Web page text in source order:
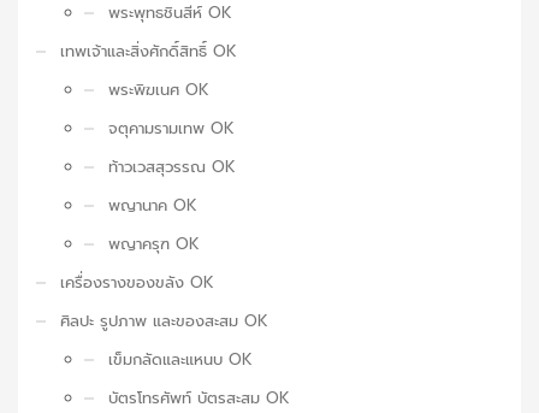
พระพุทธชินสีห์ OK
เทพเจ้าและสิ่งศักดิ์สิทธิ์ OK
พระพิฆเนศ OK
จตุคามรามเทพ OK
ท้าวเวสสุวรรณ OK
พญานาค OK
พญาครุฑ OK
เครื่องรางของขลัง OK
ศิลปะ รูปภาพ และของสะสม OK
เข็มกลัดและแหนบ OK
บัตรโทรศัพท์ บัตรสะสม OK